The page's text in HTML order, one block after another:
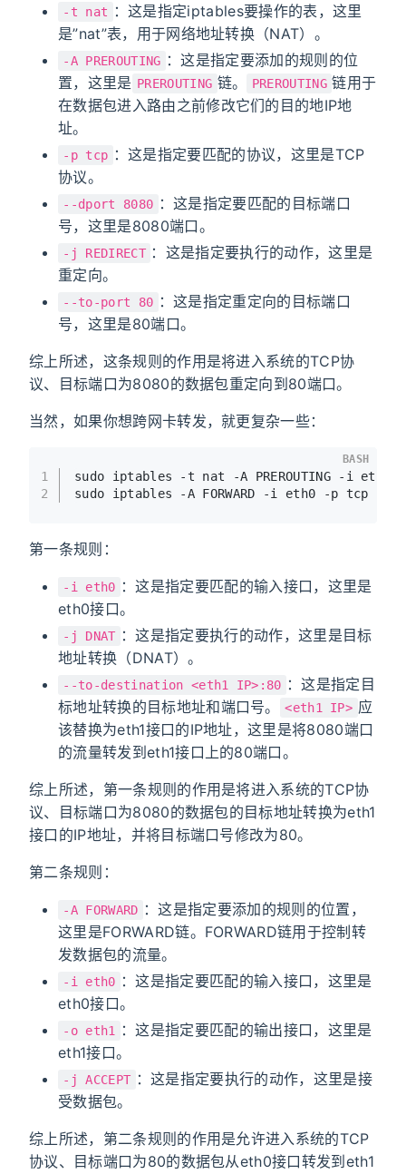
-t nat
：这是指定iptables要操作的表，这里
是”nat”表，用于网络地址转换（NAT）。
-A PREROUTING ：这是指定要添加的规则的位
置，这里是 PREROUTING 链。 PREROUTING 链用于
在数据包进入路由之前修改它们的目的地IP地
址。
-p tcp ：这是指定要匹配的协议，这里是TCP
协议。
--dport 8080 ：这是指定要匹配的目标端口
号，这里是8080端口。
-j REDIRECT ：这是指定要执行的动作，这里是
重定向。
--to-port 80 ：这是指定重定向的目标端口
号，这里是80端口。
综上所述，这条规则的作用是将进入系统的TCP协
议、目标端口为8080的数据包重定向到80端口。
当然，如果你想跨网卡转发，就更复杂一些：
1
2
sudo iptables -t nat -A PREROUTING -i
sudo iptables -A FORWARD -i eth0 -p tcp --
BASH
第一条规则：
-i eth0 ：这是指定要匹配的输入接口，这里是
eth0接口。
-j DNAT ：这是指定要执行的动作，这里是目标
地址转换（DNAT）。
--to-destination <eth1 IP>:80 ：这是指定目
标地址转换的目标地址和端口号。
<eth1 IP> 应
该替换为eth1接口的IP地址，这里是将8080端口
的流量转发到eth1接口上的80端口。
综上所述，第一条规则的作用是将进入系统的TCP协
议、目标端口为8080的数据包的目标地址转换为eth1
接口的IP地址，并将目标端口号修改为80。
第二条规则：
-A FORWARD ：这是指定要添加的规则的位置，
这里是FORWARD链。FORWARD链用于控制转
发数据包的流量。
-i eth0 ：这是指定要匹配的输入接口，这里是
eth0接口。
-o eth1
：这是指定要匹配的输出接口，这里是
eth1接口。
-j ACCEPT ：这是指定要执行的动作，这里是接
受数据包。
综上所述，第二条规则的作用是允许进入系统的TCP
协议、目标端口为80的数据包从eth0接口转发到eth1